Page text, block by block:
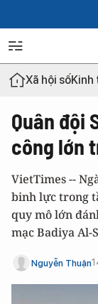
Xã hội sốKinh
Quân đội
công lớn
VietTimes --
binh lực trong
quy mô lớn
mạc Badiya Al-
Nguyễn Thuận